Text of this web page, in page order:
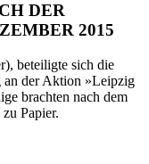
DER
2015
beteiligte sich die
an der Aktion »Leipzig
brachten nach dem
Papier.